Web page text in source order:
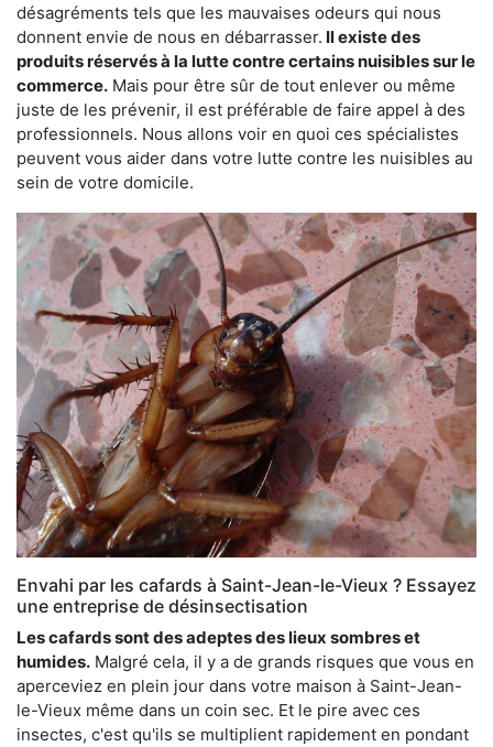
désagréments tels que les mauvaises odeurs qui nous
donnent envie de nous en débarrasser. Il existe des
produits réservés à la lutte contre certains nuisibles sur le
commerce. Mais pour être sûr de tout enlever ou même
juste de les prévenir, il est préférable de faire appel à des
professionnels. Nous allons voir en quoi ces spécialistes
peuvent vous aider dans votre lutte contre les nuisibles au
sein de votre domicile.
Envahi par les cafards à Saint-Jean-le-Vieux ? Essayez
une entreprise de désinsectisation
Les cafards sont des adeptes des lieux sombres et
humides. Malgré cela, il y a de grands risques que vous en
aperceviez en plein jour dans votre maison à Saint-Jean-
le-Vieux même dans un coin sec. Et le pire avec ces
insectes, c'est qu'ils se multiplient rapidement en pondant